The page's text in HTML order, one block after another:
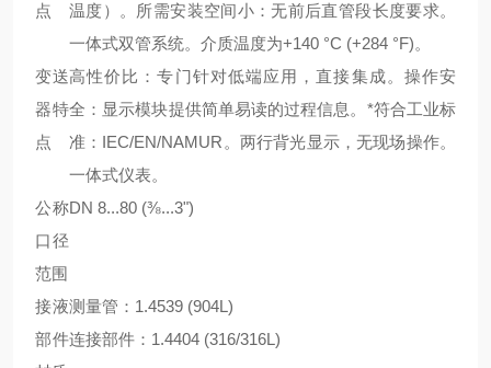
点
温度）。所需安装空间小：无前后直管段长度要求。
一体式双管系统。介质温度为+140 °C (+284 °F)。
变送
器特
点
高性价比：专门针对低端应用，直接集成。操作安
全：显示模块提供简单易读的过程信息。*符合工业标
准：IEC/EN/NAMUR。两行背光显示，无现场操作。
一体式仪表。
公称
口径
范围
DN 8...80 (⅜...3")
接液
部件
测量管：1.4539 (904L)
连接部件：1.4404 (316/316L)